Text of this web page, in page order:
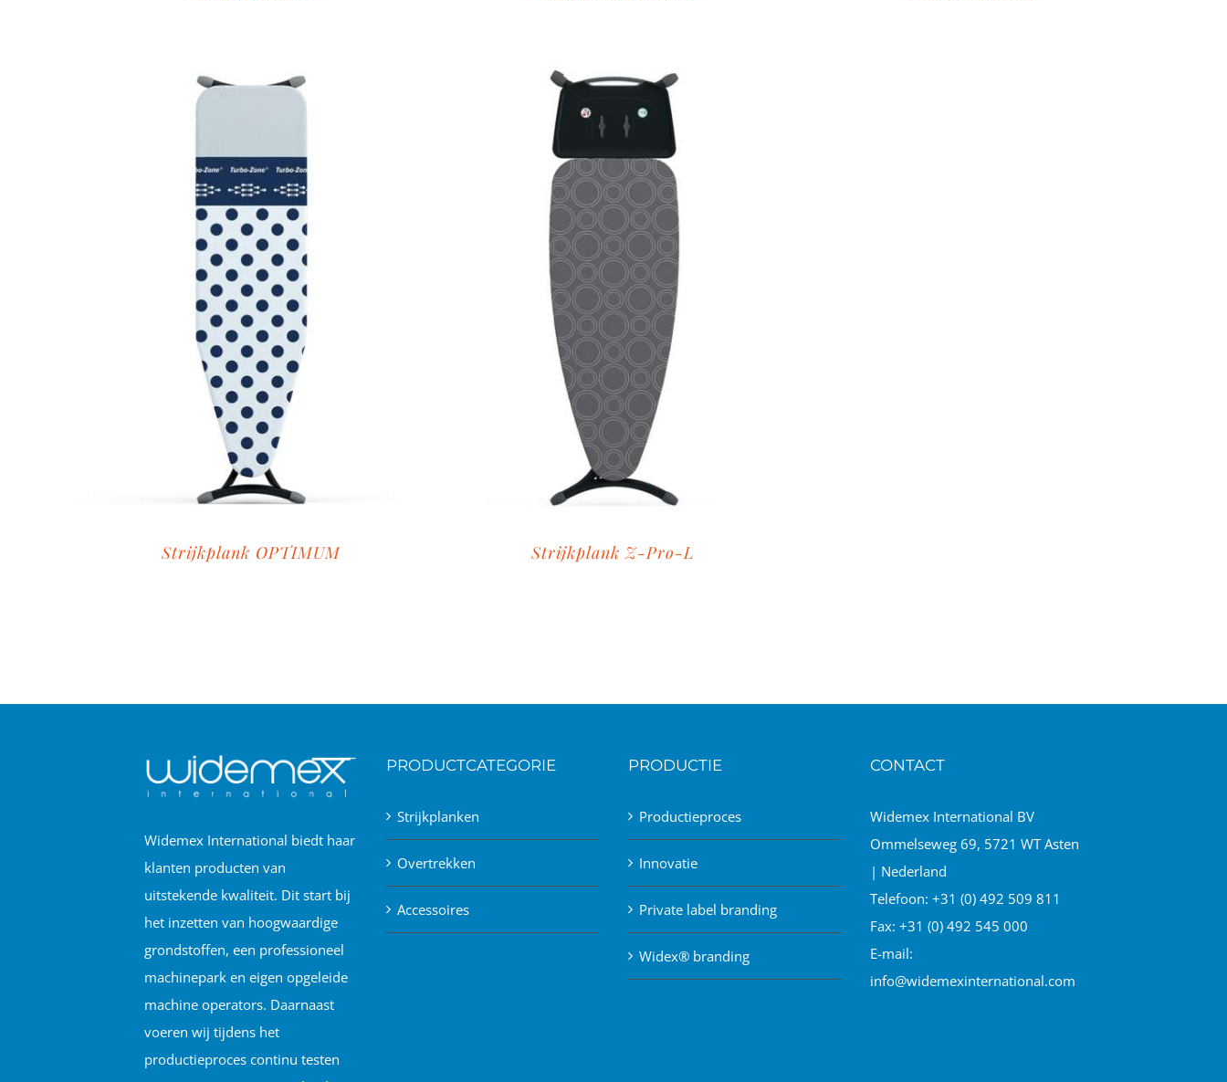
Strijkplank OPTIMUM Strijkplank Z-Pro-L
Widemex International biedt haar
klanten producten van
uitstekende kwaliteit. Dit start bij
het inzetten van hoogwaardige
grondstoffen, een professioneel
machinepark en eigen opgeleide
machine operators. Daarnaast
voeren wij tijdens het
productieproces continu testen
PRODUCTCATEGORIE
Strijkplanken
Overtrekken
Accessoires
PRODUCTIE
Productieproces
Innovatie
Private label branding
Widex® branding
CONTACT
Widemex International BV
Ommelseweg 69, 5721 WT Asten
| Nederland
Telefoon: +31 (0) 492 509 811
Fax: +31 (0) 492 545 000
E-mail:
info@widemexinternational.com